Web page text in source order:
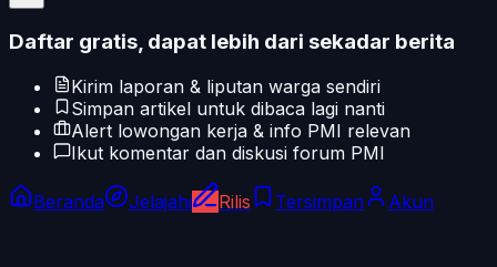
Daftar gratis, dapat lebih dari sekadar berita
Kirim laporan & liputan warga sendiri
Simpan artikel untuk dibaca lagi nanti
Alert lowongan kerja & info PMI relevan
Ikut komentar dan diskusi forum PMI
Beranda Jelajahi Rilis Tersimpan Akun